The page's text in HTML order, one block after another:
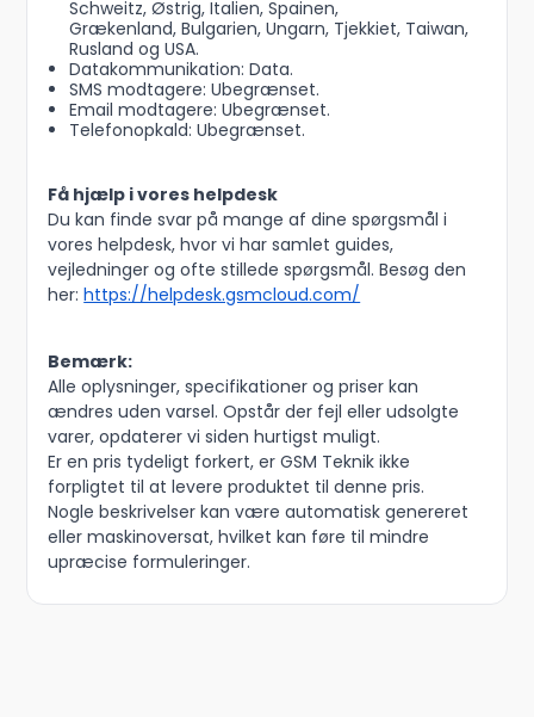
Schweitz, Østrig, Italien, Spainen,
Grækenland, Bulgarien, Ungarn, Tjekkiet, Taiwan,
Rusland og USA.
Datakommunikation: Data.
SMS modtagere: Ubegrænset.
Email modtagere: Ubegrænset.
Telefonopkald: Ubegrænset.
Få hjælp i vores helpdesk
Du kan finde svar på mange af dine spørgsmål i
vores helpdesk, hvor vi har samlet guides,
vejledninger og ofte stillede spørgsmål. Besøg den
her:https://helpdesk.gsmcloud.com/
Bemærk:
Alle oplysninger, specifikationer og priser kan
ændres uden varsel. Opstår der fejl eller udsolgte
varer, opdaterer vi siden hurtigst muligt.
Er en pris tydeligt forkert, er GSM Teknik ikke
forpligtet til at levere produktet til denne pris.
Nogle beskrivelser kan være automatisk genereret
eller maskinoversat, hvilket kan føre til mindre
upræcise formuleringer.